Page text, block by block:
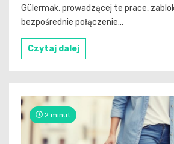
Gülermak, prowadzącej te prace,
bezpośrednie połączenie...
Czytaj dalej
2 minut